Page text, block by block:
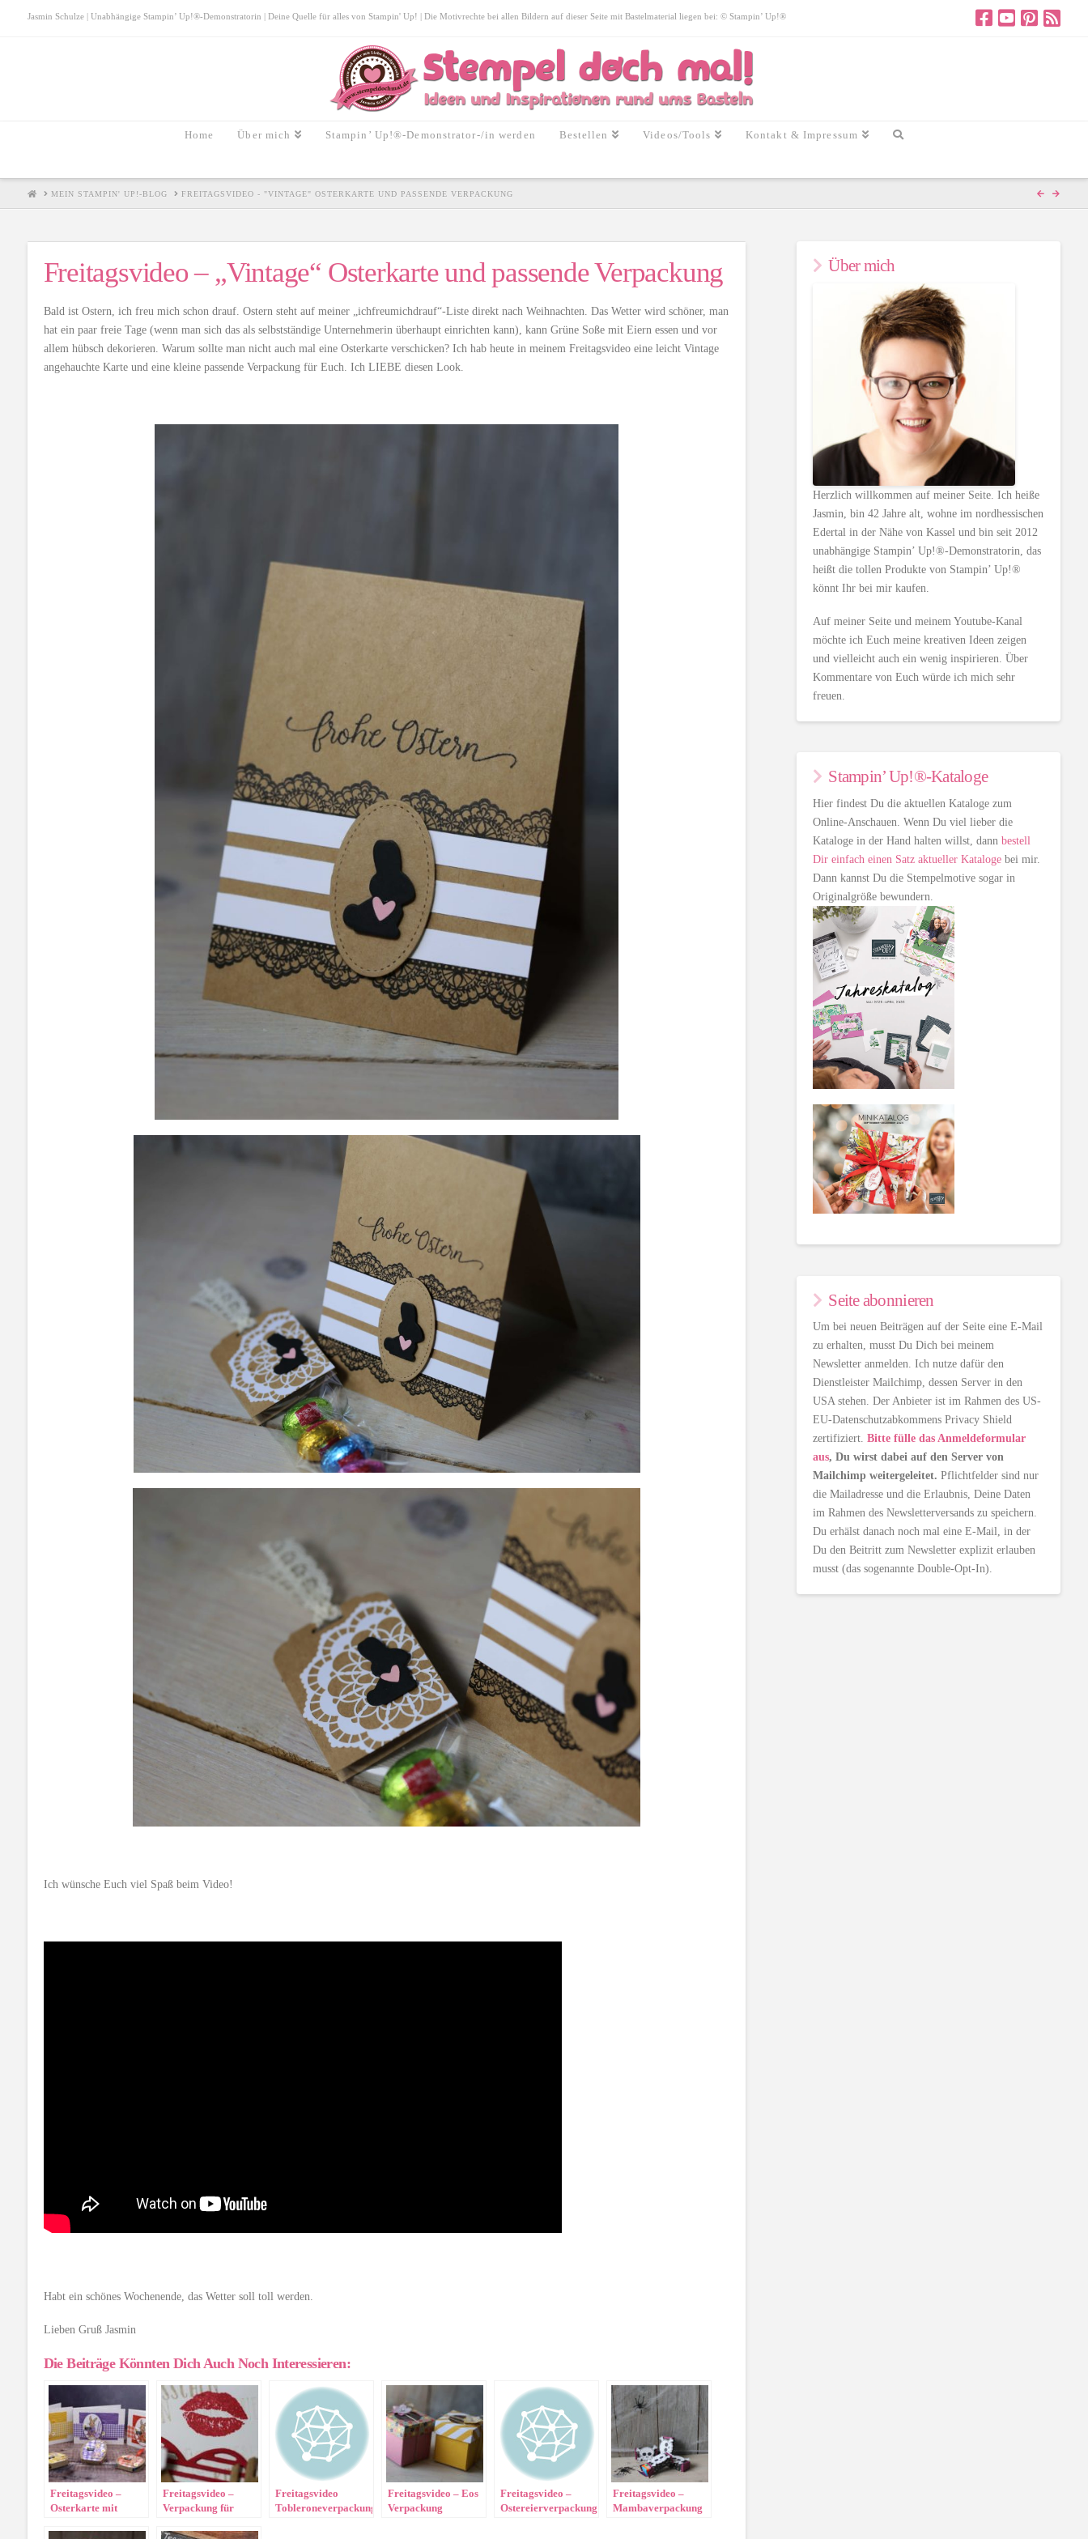
Jasmin Schulze | Unabhängige Stampin’ Up!®-Demonstratorin | Deine Quelle für alles von Stampin' Up! | Die Motivrechte bei allen Bildern auf dieser Seite mit Bastelmaterial liegen bei: © Stampin’ Up!®
Home Über mich Stampin’ Up!®-Demonstrator-/in werden Bestellen Videos/Tools Kontakt & Impressum
HOMEMEIN STAMPIN' UP!-BLOG FREITAGSVIDEO - "VINTAGE" OSTERKARTE UND PASSENDE VERPACKUNG
Freitagsvideo – „Vintage“ Osterkarte und passende Verpackung
Bald ist Ostern, ich freu mich schon drauf. Ostern steht auf meiner „ichfreumichdrauf“-Liste direkt nach Weihnachten. Das Wetter wird schöner, man
hat ein paar freie Tage (wenn man sich das als selbstständige Unternehmerin überhaupt einrichten kann), kann Grüne Soße mit Eiern essen und vor
allem hübsch dekorieren. Warum sollte man nicht auch mal eine Osterkarte verschicken? Ich hab heute in meinem Freitagsvideo eine leicht Vintage
angehauchte Karte und eine kleine passende Verpackung für Euch. Ich LIEBE diesen Look.
Ich wünsche Euch viel Spaß beim Video!
Habt ein schönes Wochenende, das Wetter soll toll werden.
Lieben Gruß Jasmin
Die Beiträge Könnten Dich Auch Noch Interessieren:
Freitagsvideo –
Osterkarte mit
Freitagsvideo –
Verpackung für
Freitagsvideo
Tobleroneverpackung
Freitagsvideo – Eos
Verpackung
Freitagsvideo –
Ostereierverpackung
Freitagsvideo –
Mambaverpackung
Über mich
Herzlich willkommen auf meiner Seite. Ich heiße
Jasmin, bin 42 Jahre alt, wohne im nordhessischen
Edertal in der Nähe von Kassel und bin seit 2012
unabhängige Stampin’ Up!®-Demonstratorin, das
heißt die tollen Produkte von Stampin’ Up!®
könnt Ihr bei mir kaufen.
Auf meiner Seite und meinem Youtube-Kanal
möchte ich Euch meine kreativen Ideen zeigen
und vielleicht auch ein wenig inspirieren. Über
Kommentare von Euch würde ich mich sehr
freuen.
Stampin’ Up!®-Kataloge
Hier findest Du die aktuellen Kataloge zum
Online-Anschauen. Wenn Du viel lieber die
Kataloge in der Hand halten willst, dannbestell
Dir einfach einen Satz aktueller Kataloge bei mir.
Dann kannst Du die Stempelmotive sogar in
Originalgröße bewundern.
Seite abonnieren
Um bei neuen Beiträgen auf der Seite eine E-Mail
zu erhalten, musst Du Dich bei meinem
Newsletter anmelden. Ich nutze dafür den
Dienstleister Mailchimp, dessen Server in den
USA stehen. Der Anbieter ist im Rahmen des US-
EU-Datenschutzabkommens Privacy Shield
zertifiziert.Bitte fülle das Anmeldeformular
aus, Du wirst dabei auf den Server von
Mailchimp weitergeleitet. Pflichtfelder sind nur
die Mailadresse und die Erlaubnis, Deine Daten
im Rahmen des Newsletterversands zu speichern.
Du erhälst danach noch mal eine E-Mail, in der
Du den Beitritt zum Newsletter explizit erlauben
musst (das sogenannte Double-Opt-In).